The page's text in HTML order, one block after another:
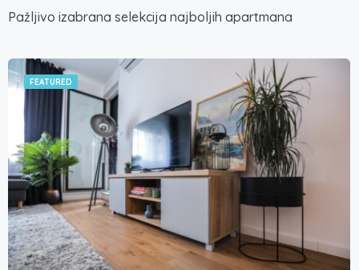
Pažljivo izabrana selekcija najboljih apartmana
FEATURED